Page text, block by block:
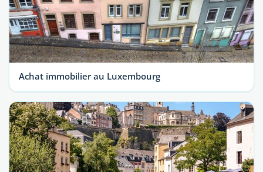
Achat immobilier au Luxembourg